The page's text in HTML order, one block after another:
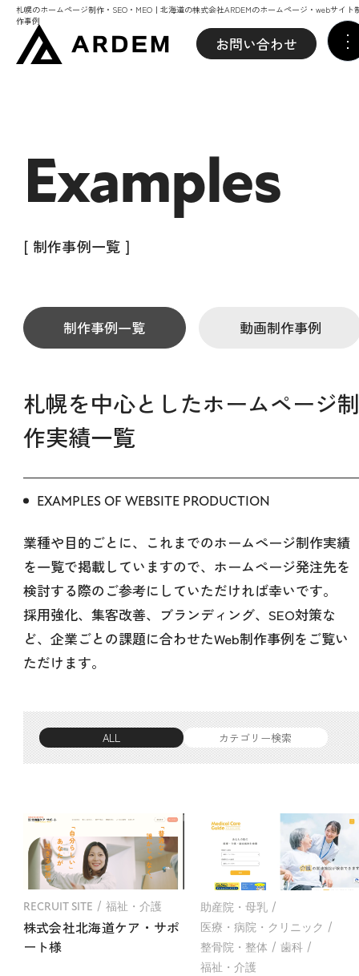
札幌のホームページ制作・SEO・MEO｜北海道の株式会社ARDEMのホームページ・webサイト
作事例
お問い合わせ
Examples
[ 制作事例一覧 ]
制作事例一覧 動画制作事例
札幌を中心としたホームページ制
作実績一覧
EXAMPLES OF WEBSITE PRODUCTION
業種や目的ごとに、これまでのホームページ制作実績
を一覧で掲載していますので、ホームページ発注先を
検討する際のご参考にしていただければ幸いです。
採用強化、集客改善、ブランディング、SEO対策な
ど、企業ごとの課題に合わせたWeb制作事例をご覧い
ただけます。
ALL カテゴリー検索
RECRUIT SITE 福祉・介護
株式会社北海道ケア・サポ
ート様
助産院・母乳
医療・病院・クリニック
整骨院・整体
歯科
福祉・介護